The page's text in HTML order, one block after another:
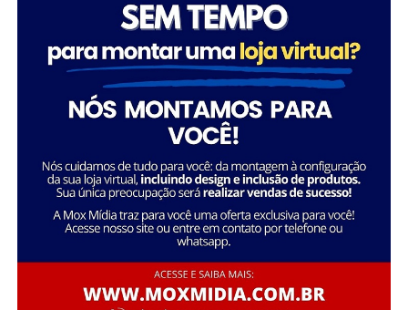
A Savana integra o Grupo Águia Branca e é especializada
na comercialização de caminhões e veículos comerciais
da Mercedes-Benz. Com forte presença nos setores de
transporte e logística, oferece um portfólio completo
de veículos, peças e serviços de oficina. Além disso,
disponibiliza soluções em pneus e recapagem,
garantindo performance e eficiência para os clientes do
segmento de transporte de cargas.
FONTE: A Savana integra o Grupo Águia Branca
feminina no setor social: “Acredito que quando as
mulheres assumem a liderança, trazem consigo uma
perspectiva única e essencial que promove a inclusão e o
desenvolvimento sustentável. Meu objetivo é continuar
inspirando e capacitando outras mulheres a seguirem
esse caminho, transformando ainda mais vidas e
Essa trajetória exemplifica como o ativismo e o
empreendedorismo social podem convergir para criar
uma carreira gratificante e de grande impacto social.
Sobre o Instituto Macedônia